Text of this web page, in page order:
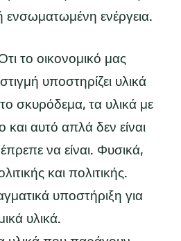
ενσωματωμένη ενέργεια.
το οικονομικό μας
υποστηρίζει υλικά
σκυρόδεμα, τα υλικά με
και αυτό απλά δεν είναι
να είναι. Φυσικά,
και πολιτικής.
υποστήριξη για
υλικά.